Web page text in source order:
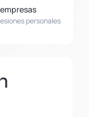
personales